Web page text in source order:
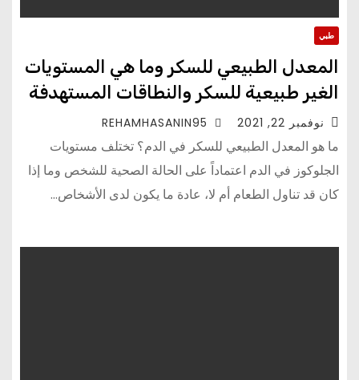
طبي
المعدل الطبيعي للسكر وما هي المستويات
الغير طبيعية للسكر والنطاقات المستهدفة
نوفمبر 22, 2021
ما هو المعدل الطبيعي للسكر في الدم؟ تختلف مستويات
الجلوكوز في الدم اعتماداً على الحالة الصحية للشخص وما إذا
كان قد تناول الطعام أم لا، عادة ما يكون لدى الأشخاص…